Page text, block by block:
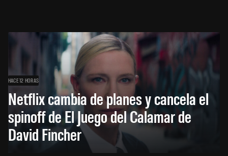
HACE 12 HORAS
Netflix cambia de planes y cancela el
spinoff de El Juego del Calamar de
David Fincher